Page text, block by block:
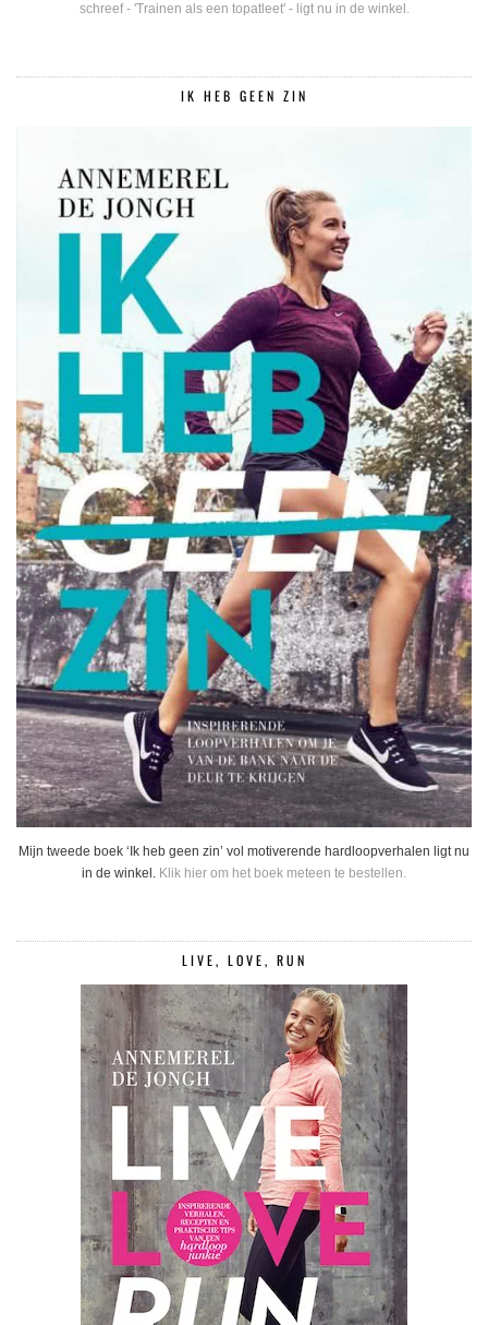
schreef - 'Trainen als een topatleet' - ligt nu in de winkel.
IK HEB GEEN ZIN
Mijn tweede boek ‘Ik heb geen zin’ vol motiverende hardloopverhalen ligt nu
in de winkel. Klik hier om het boek meteen te bestellen.
LIVE, LOVE, RUN